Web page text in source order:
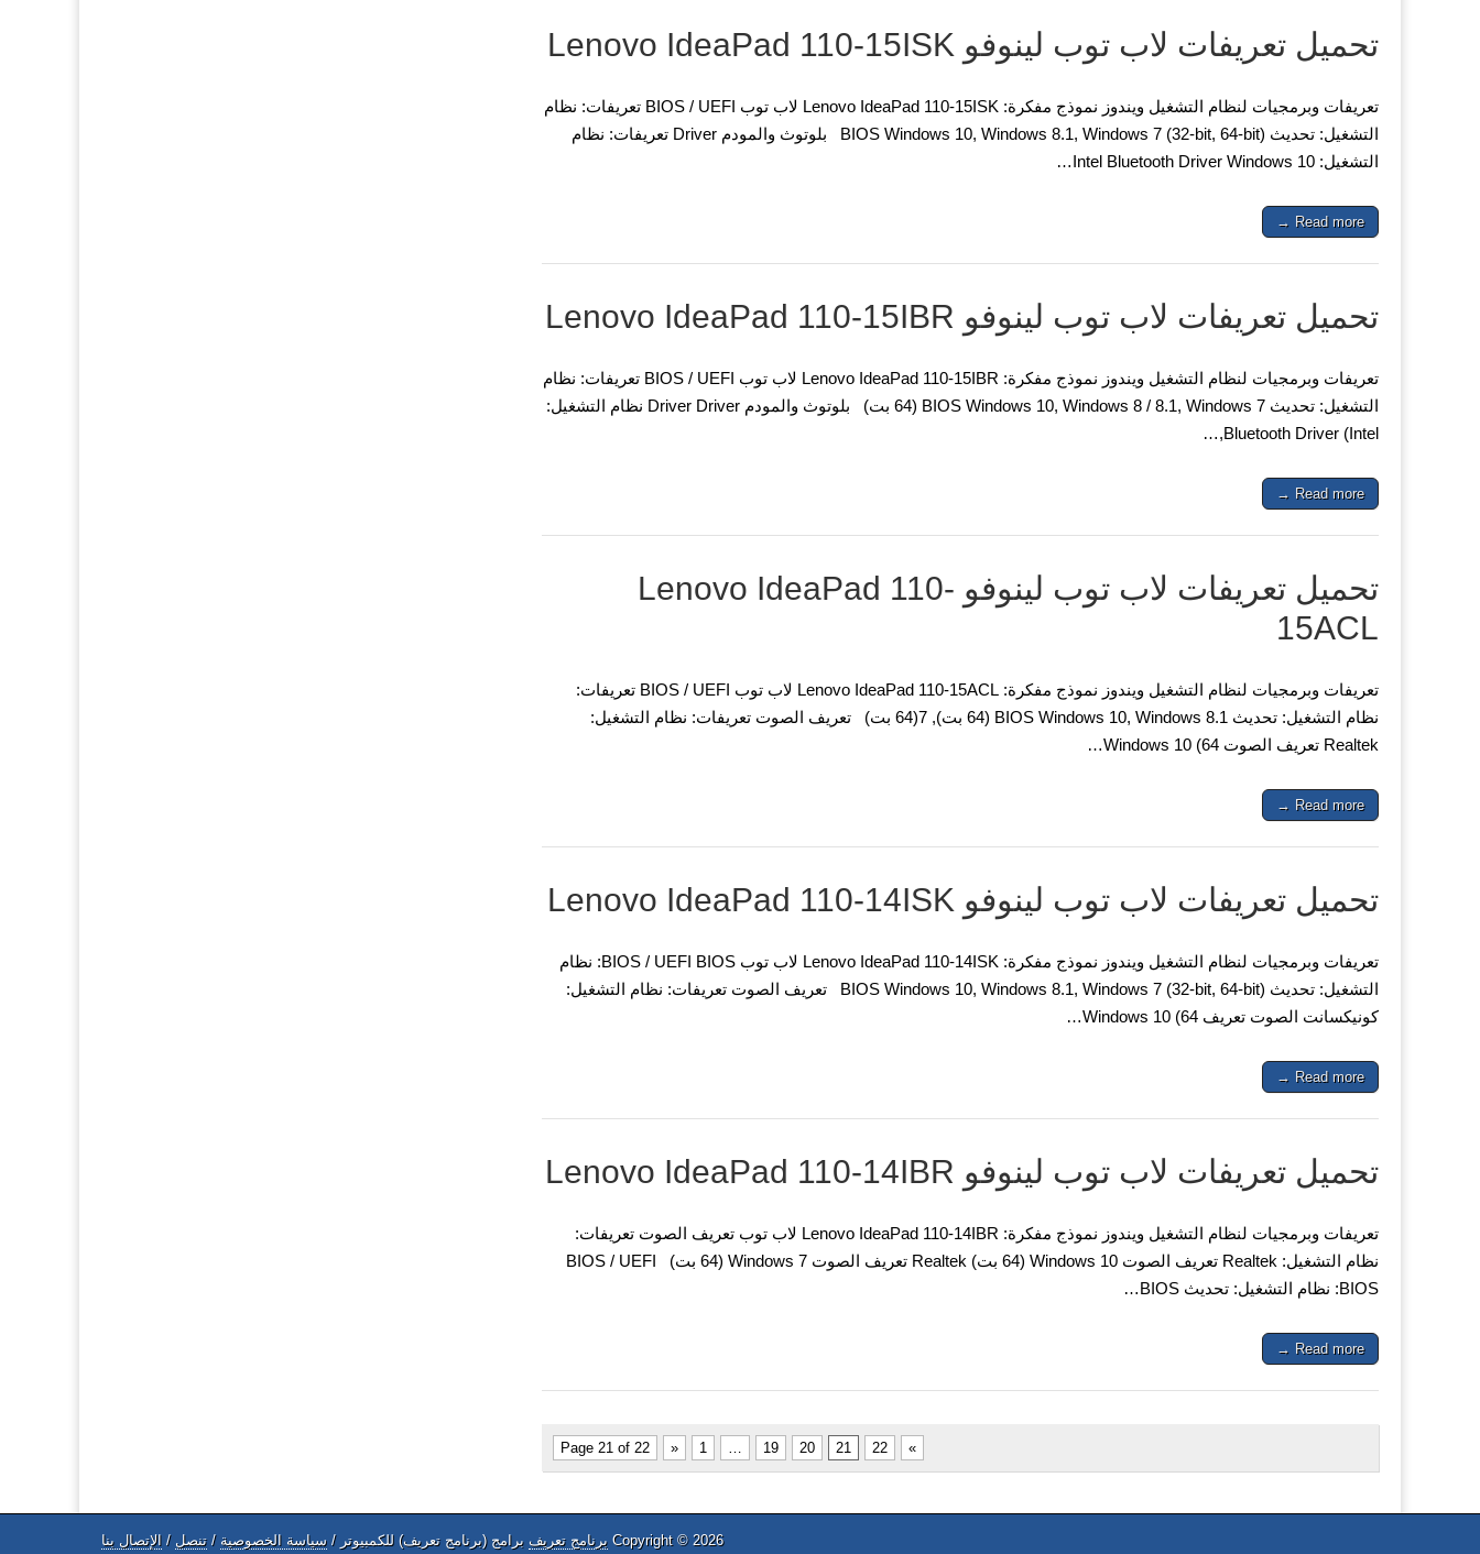
تحميل تعريفات لاب توب لينوفو Lenovo IdeaPad 110-15ISK
تعريفات وبرمجيات لنظام التشغيل ويندوز نموذج مفكرة: Lenovo IdeaPad 110-15ISK لاب توب BIOS / UEFI تعريفات: نظام
التشغيل: تحديث BIOS Windows 10, Windows 8.1, Windows 7 (32-bit, 64-bit) بلوتوث والمودم Driver تعريفات: نظام
التشغيل: Intel Bluetooth Driver Windows 10…
Read more →
تحميل تعريفات لاب توب لينوفو Lenovo IdeaPad 110-15IBR
تعريفات وبرمجيات لنظام التشغيل ويندوز نموذج مفكرة: Lenovo IdeaPad 110-15IBR لاب توب BIOS / UEFI تعريفات: نظام
التشغيل: تحديث BIOS Windows 10, Windows 8 / 8.1, Windows 7 (64 بت) بلوتوث والمودم Driver Driver نظام التشغيل:
Bluetooth Driver (Intel,…
Read more →
تحميل تعريفات لاب توب لينوفو Lenovo IdeaPad 110-
15ACL
تعريفات وبرمجيات لنظام التشغيل ويندوز نموذج مفكرة: Lenovo IdeaPad 110-15ACL لاب توب BIOS / UEFI تعريفات:
نظام التشغيل: تحديث BIOS Windows 10, Windows 8.1 (64 بت), 7(64 بت) تعريف الصوت تعريفات: نظام التشغيل:
Realtek تعريف الصوت Windows 10 (64…
Read more →
تحميل تعريفات لاب توب لينوفو Lenovo IdeaPad 110-14ISK
تعريفات وبرمجيات لنظام التشغيل ويندوز نموذج مفكرة: Lenovo IdeaPad 110-14ISK لاب توب BIOS / UEFI BIOS: نظام
التشغيل: تحديث BIOS Windows 10, Windows 8.1, Windows 7 (32-bit, 64-bit) تعريف الصوت تعريفات: نظام التشغيل:
كونيكسانت الصوت تعريف Windows 10 (64…
Read more →
تحميل تعريفات لاب توب لينوفو Lenovo IdeaPad 110-14IBR
تعريفات وبرمجيات لنظام التشغيل ويندوز نموذج مفكرة: Lenovo IdeaPad 110-14IBR لاب توب تعريف الصوت تعريفات:
نظام التشغيل: Realtek تعريف الصوت Windows 10 (64 بت) Realtek تعريف الصوت Windows 7 (64 بت) BIOS / UEFI
BIOS: نظام التشغيل: تحديث BIOS…
Read more →
Page 21 of 22 « 1 … 19 20 21 22 »
Copyright © 2026 برنامج تعريف برامج (برنامج تعريف) للكمبيوتر / سياسة الخصوصية /تنصل / الإتصال بنا